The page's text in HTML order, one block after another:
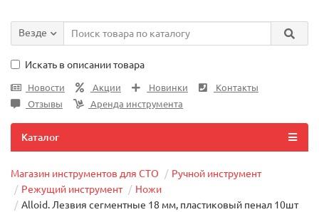
Везде
Искать в описании товара
Новости Акции Новинки
Контакты
Отзывы
Аренда инструмента
Каталог
Магазин инструментов для СТО
Ручной инструмент
Режущий инструмент
Ножи
Alloid. Лезвия сегментные 18 мм, пластиковый пенал 10шт